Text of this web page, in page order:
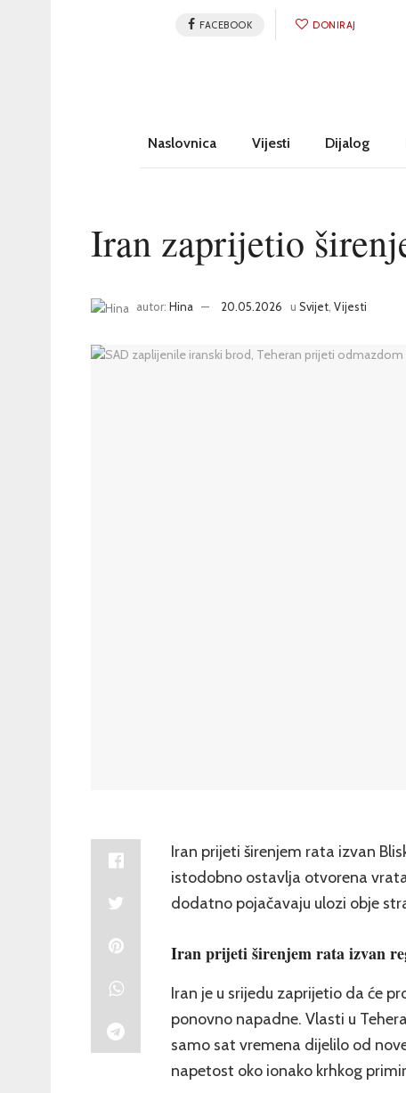
FACEBOOK DONIRAJ
Naslovnica Vijesti Dijalog
Iran zaprijetio
autor: Hina 20.05.2026 u Svijet Vijesti
Iran prijeti širenjem rata izvan
istodobno ostavlja otvorena
dodatno pojačavaju ulozi obje
Iran prijeti širenjem rata izvan
Iran je u srijedu zaprijetio da će
ponovno napadne. Vlasti u
samo sat vremena dijelilo od
napetost oko ionako krhkog